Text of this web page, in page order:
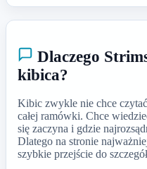
Dlaczego
kibica?
Kibic zwykle nie chce
całej ramówki. Chce
się zaczyna i gdzie
Dlatego na stronie
szybkie przejście do